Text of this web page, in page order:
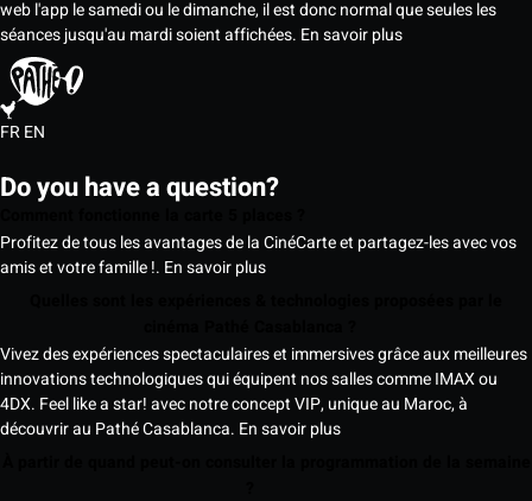
web l'app le samedi ou le dimanche, il est donc normal que seules les
séances jusqu'au mardi soient affichées. En savoir plus
FREN
Do you have a question?
Profitez de tous les avantages de la CinéCarte et partagez-les avec vos
amis et votre famille !. En savoir plus
Vivez des expériences spectaculaires et immersives grâce aux meilleures
innovations technologiques qui équipent nos salles comme IMAX ou
4DX. Feel like a star! avec notre concept VIP, unique au Maroc, à
découvrir au Pathé Casablanca. En savoir plus